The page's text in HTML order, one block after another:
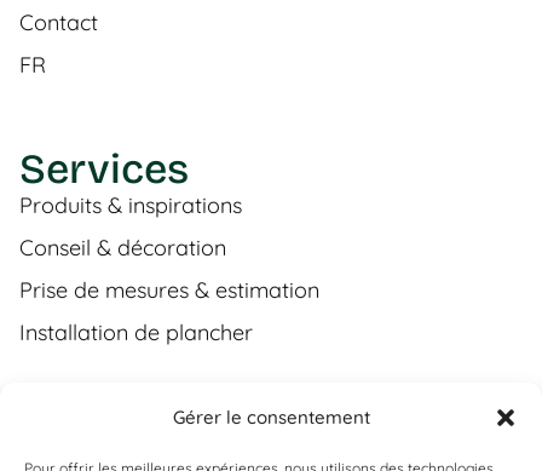
Gérer le consentement
Contact
FR
Services
Produits & inspirations
Conseil & décoration
Prise de mesures & estimation
Installation de plancher
Contact